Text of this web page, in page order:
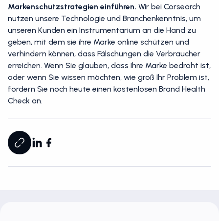
Markenschutzstrategien einführen. Wir bei Corsearch
nutzen unsere Technologie und Branchenkenntnis, um
unseren Kunden ein Instrumentarium an die Hand zu
geben, mit dem sie ihre Marke online schützen und
verhindern können, dass Fälschungen die Verbraucher
erreichen. Wenn Sie glauben, dass Ihre Marke bedroht ist,
oder wenn Sie wissen möchten, wie groß Ihr Problem ist,
fordern Sie noch heute einen kostenlosen Brand Health
Check an.